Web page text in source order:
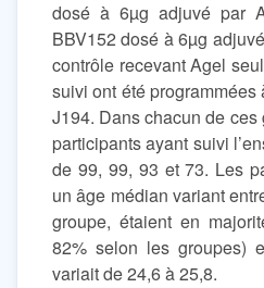
dosé à 6µg adjuvé par
BBV152 dosé à 6µg
contrôle recevant Agel
suivi ont été
J194. Dans chacun de
participants ayant suivi
de 99, 99, 93 et 73. Les
un âge médian variant
groupe, étaient en
82% selon les groupes)
variait de 24,6 à 25,8.